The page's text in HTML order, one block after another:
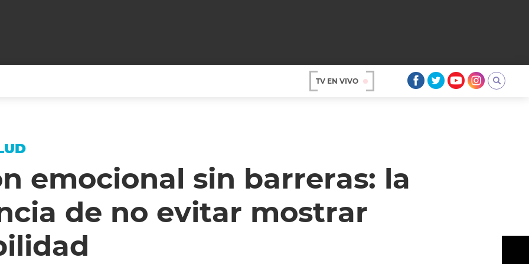
ARGENTINA
UN CAMBIO
ENTROMETIDOS EN LA TELE
ENTRE NOS
MODO FONTEVECCHIA
PERIODISMO PURO
REPERFILAR
FIESTAS ARGENTINAS
BELLEZA FASHION
FULL FACE TV
TV EN VIVO
emocional sin barreras: la
de no evitar mostrar